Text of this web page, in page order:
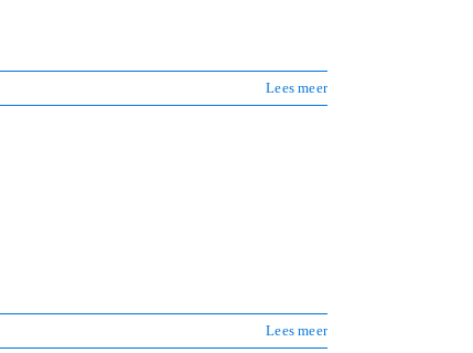
Lees meer
Lees meer